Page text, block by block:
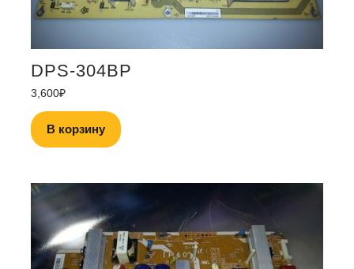
DPS-304BP
3,600₽
В корзину